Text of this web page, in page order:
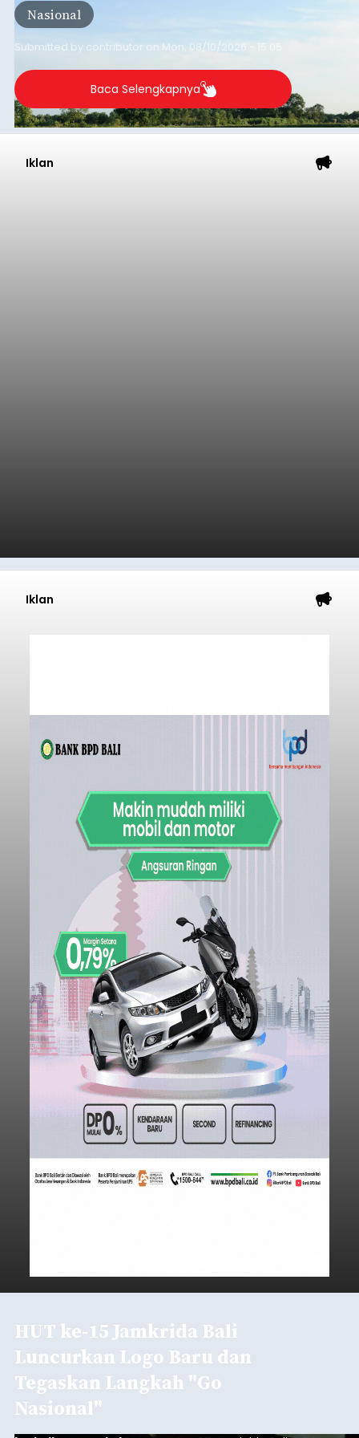
sumber susu yang digunakan.
Nasional
Submitted by contributor on Mon, 08/10/2026 - 15:05
Baca Selengkapnya
Iklan
Iklan
HUT ke-15 Jamkrida Bali
Luncurkan Logo Baru dan
Tegaskan Langkah "Go
Nasional"